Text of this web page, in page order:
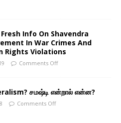
Fresh Info On Shavendra
In War Crimes And
Rights Violations
Comments Off
சமஷ்டி என்றால் என்ன?
Comments Off